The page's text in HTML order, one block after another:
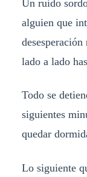
Un ruido
alguien que
lado a lado
Todo se
siguientes
quedar
Lo siguiente